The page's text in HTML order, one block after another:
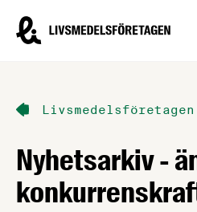
Livsmedelsföretagen – till
Livsmedelsföretagen
Nyhetsarkiv -